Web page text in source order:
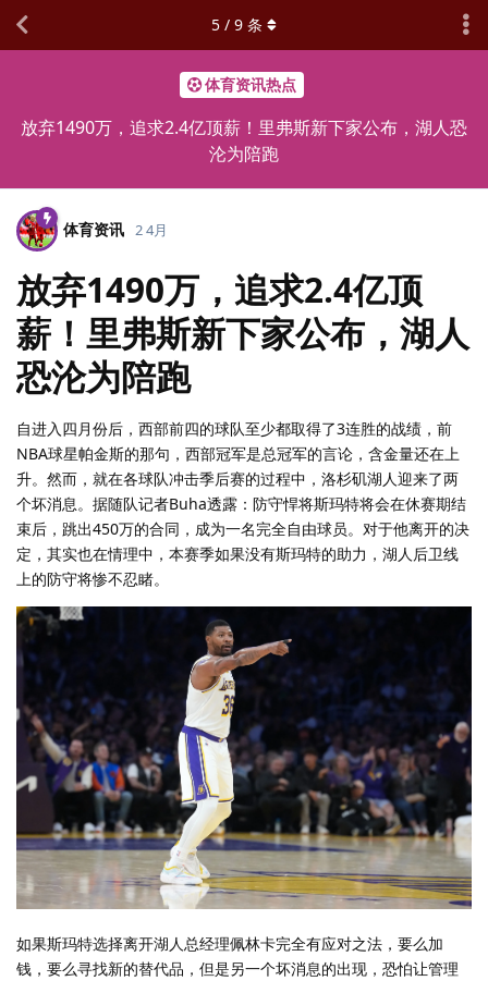
体育资讯热点
放弃1490万，追求2.4亿顶薪！里弗斯新下家公布，湖人恐
沦为陪跑
5 / 9 条
体育资讯 2 4月
放弃1490万，追求2.4亿顶
薪！里弗斯新下家公布，湖人
恐沦为陪跑
自进入四月份后，西部前四的球队至少都取得了3连胜的战绩，前
NBA球星帕金斯的那句，西部冠军是总冠军的言论，含金量还在上
升。然而，就在各球队冲击季后赛的过程中，洛杉矶湖人迎来了两
个坏消息。据随队记者Buha透露：防守悍将斯玛特将会在休赛期结
束后，跳出450万的合同，成为一名完全自由球员。对于他离开的决
定，其实也在情理中，本赛季如果没有斯玛特的助力，湖人后卫线
上的防守将惨不忍睹。
如果斯玛特选择离开湖人总经理佩林卡完全有应对之法，要么加
钱，要么寻找新的替代品，但是另一个坏消息的出现，恐怕让管理